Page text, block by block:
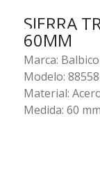
SIERRA
60MM
Marca:
Modelo:
Material:
Medida: 60 mm